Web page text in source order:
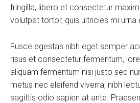
fringilla, libero et consectetur
volutpat tortor, quis ultricies mi urna
Fusce egestas nibh eget semper
risus et consectetur fermentum,
aliquam fermentum nisi justo sed
metus nec eleifend viverra, nibh
sagittis odio sapien at ante.